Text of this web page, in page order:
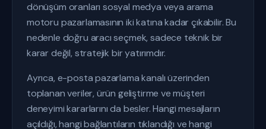
dönüşüm oranları sosyal medya veya arama
motoru pazarlamasının iki katına kadar çıkabilir. Bu
nedenle doğru aracı seçmek, sadece teknik bir
karar değil, stratejik bir yatırımdır.
Ayrıca, e-posta pazarlama kanalı üzerinden
toplanan veriler, ürün geliştirme ve müşteri
deneyimi kararlarını da besler. Hangi mesajların
açıldığı, hangi bağlantıların tıklandığı ve hangi